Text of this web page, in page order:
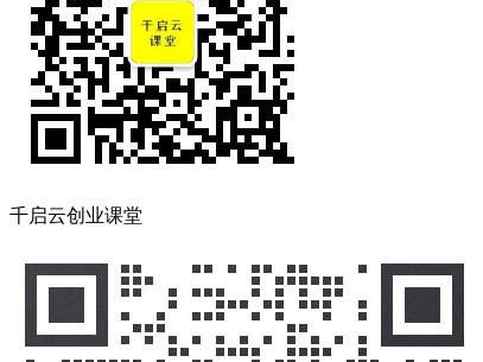
千启云创业课堂